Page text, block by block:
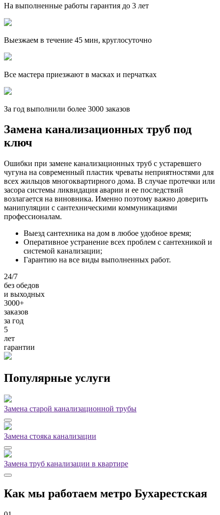
На выполненные работы гарантия до 3 лет
Выезжаем в течение 45 мин, круглосуточно
Все мастера приезжают в масках и перчатках
За год выполнили более 3000 заказов
Замена канализационных труб под
ключ
Ошибки при замене канализационных труб с устаревшего
чугуна на современный пластик чреваты неприятностями для
всех жильцов многоквартирного дома. В случае протечки или
засора системы ликвидация аварии и ее последствий
возлагается на виновника. Именно поэтому важно доверить
манипуляции с сантехническими коммуникациями
профессионалам.
Выезд сантехника на дом в любое удобное время;
Оперативное устранение всех проблем с сантехникой и
системой канализации;
Гарантию на все виды выполненных работ.
24/7
без обедов
и выходных
3000+
заказов
за год
5
лет
гарантии
Популярные услуги
Замена старой канализационной трубы
Замена стояка канализации
Замена труб канализации в квартире
Как мы работаем метро Бухарестская